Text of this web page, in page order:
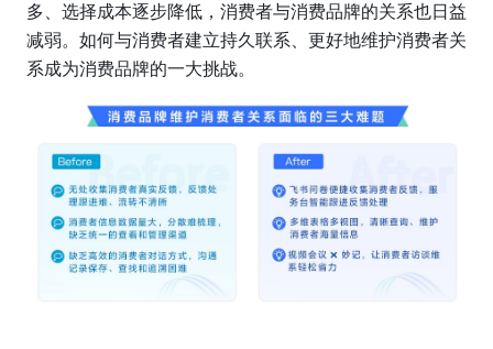
多、选择成本逐步降低，消费者与消费品牌的关系也日益
减弱。如何与消费者建立持久联系、更好地维护消费者关
系成为消费品牌的一大挑战。